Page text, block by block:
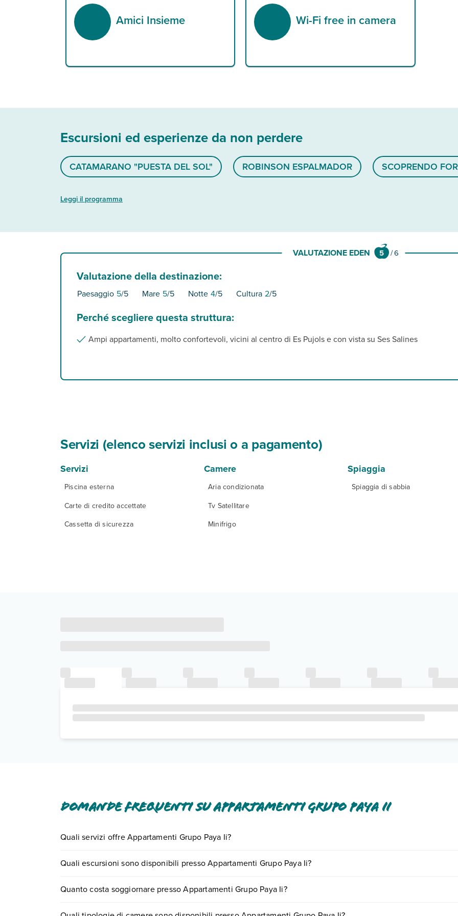
Amici Insieme Wi-Fi free in camera
Escursioni ed esperienze da non perdere
CATAMARANO "PUESTA DEL SOL" ROBINSON ESPALMADOR SCOPRENDO
Leggi il programma
VALUTAZIONE EDEN 5 /6
Valutazione della destinazione:
Paesaggio 5/5 Mare 5/5 Notte 4/5 Cultura 2/5
Perché scegliere questa struttura:
Ampi appartamenti, molto confortevoli, vicini al centro di Es Pujols e con vista su Ses Salines
Servizi (elenco servizi inclusi o a pagamento)
Servizi
Piscina esterna
Carte di credito accettate
Cassetta di sicurezza
Camere
Aria condizionata
Tv Satellitare
Minifrigo
Spiaggia
Spiaggia di sabbia
Domande frequenti su Appartamenti Grupo Paya Ii
Quali servizi offre Appartamenti Grupo Paya Ii?
Scopri tutti i dettagli nel paragrafo dedicato "Info e descrizione".
Quali escursioni sono disponibili presso Appartamenti Grupo Paya Ii?
numero 0721.17231 oprenotando un appuntamento.
Quanto costa soggiornare presso Appartamenti Grupo Paya Ii?